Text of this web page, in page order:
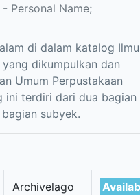
- Personal Name;
di dalam katalog Ilmu
dikumpulkan dan
Umum Perpustakaan
ini terdiri dari dua bagian
subyek.
Archivelago